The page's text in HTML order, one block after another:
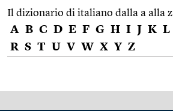
Il dizionario di italiano dalla a alla z
A B C D E F G H I J K L
R S T U V W X Y Z